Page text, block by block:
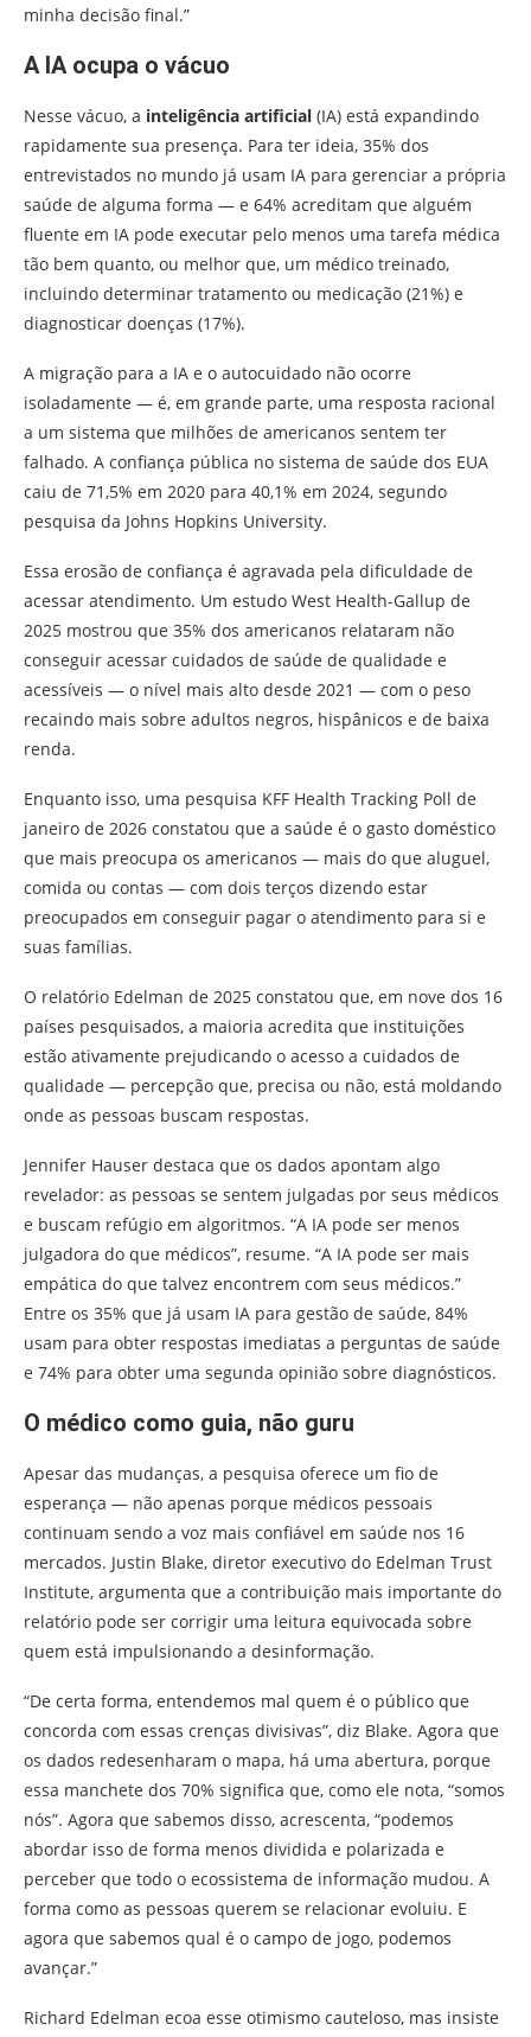
minha decisão final.”
A IA ocupa o vácuo
Nesse vácuo, a inteligência artificial (IA) está expandindo
rapidamente sua presença. Para ter ideia, 35% dos
entrevistados no mundo já usam IA para gerenciar a própria
saúde de alguma forma — e 64% acreditam que alguém
fluente em IA pode executar pelo menos uma tarefa médica
tão bem quanto, ou melhor que, um médico treinado,
incluindo determinar tratamento ou medicação (21%) e
diagnosticar doenças (17%).
A migração para a IA e o autocuidado não ocorre
isoladamente — é, em grande parte, uma resposta racional
a um sistema que milhões de americanos sentem ter
falhado. A confiança pública no sistema de saúde dos EUA
caiu de 71,5% em 2020 para 40,1% em 2024, segundo
pesquisa da Johns Hopkins University.
Essa erosão de confiança é agravada pela dificuldade de
acessar atendimento. Um estudo West Health-Gallup de
2025 mostrou que 35% dos americanos relataram não
conseguir acessar cuidados de saúde de qualidade e
acessíveis — o nível mais alto desde 2021 — com o peso
recaindo mais sobre adultos negros, hispânicos e de baixa
renda.
Enquanto isso, uma pesquisa KFF Health Tracking Poll de
janeiro de 2026 constatou que a saúde é o gasto doméstico
que mais preocupa os americanos — mais do que aluguel,
comida ou contas — com dois terços dizendo estar
preocupados em conseguir pagar o atendimento para si e
suas famílias.
O relatório Edelman de 2025 constatou que, em nove dos 16
países pesquisados, a maioria acredita que instituições
estão ativamente prejudicando o acesso a cuidados de
qualidade — percepção que, precisa ou não, está moldando
onde as pessoas buscam respostas.
Jennifer Hauser destaca que os dados apontam algo
revelador: as pessoas se sentem julgadas por seus médicos
e buscam refúgio em algoritmos. “A IA pode ser menos
julgadora do que médicos”, resume. “A IA pode ser mais
empática do que talvez encontrem com seus médicos.”
Entre os 35% que já usam IA para gestão de saúde, 84%
usam para obter respostas imediatas a perguntas de saúde
e 74% para obter uma segunda opinião sobre diagnósticos.
O médico como guia, não guru
Apesar das mudanças, a pesquisa oferece um fio de
esperança — não apenas porque médicos pessoais
continuam sendo a voz mais confiável em saúde nos 16
mercados. Justin Blake, diretor executivo do Edelman Trust
Institute, argumenta que a contribuição mais importante do
relatório pode ser corrigir uma leitura equivocada sobre
quem está impulsionando a desinformação.
“De certa forma, entendemos mal quem é o público que
concorda com essas crenças divisivas”, diz Blake. Agora que
os dados redesenharam o mapa, há uma abertura, porque
essa manchete dos 70% significa que, como ele nota, “somos
nós”. Agora que sabemos disso, acrescenta, “podemos
abordar isso de forma menos dividida e polarizada e
perceber que todo o ecossistema de informação mudou. A
forma como as pessoas querem se relacionar evoluiu. E
agora que sabemos qual é o campo de jogo, podemos
avançar.”
Richard Edelman ecoa esse otimismo cauteloso, mas insiste